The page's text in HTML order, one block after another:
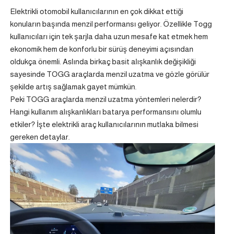
Elektrikli otomobil kullanıcılarının en çok dikkat ettiği
konuların başında menzil performansı geliyor. Özellikle Togg
kullanıcıları için tek şarjla daha uzun mesafe kat etmek hem
ekonomik hem de konforlu bir sürüş deneyimi açısından
oldukça önemli. Aslında birkaç basit alışkanlık değişikliği
sayesinde TOGG araçlarda menzil uzatma ve gözle görülür
şekilde artış sağlamak gayet mümkün.
Peki TOGG araçlarda menzil uzatma yöntemleri nelerdir?
Hangi kullanım alışkanlıkları batarya performansını olumlu
etkiler? İşte elektrikli araç kullanıcılarının mutlaka bilmesi
gereken detaylar.